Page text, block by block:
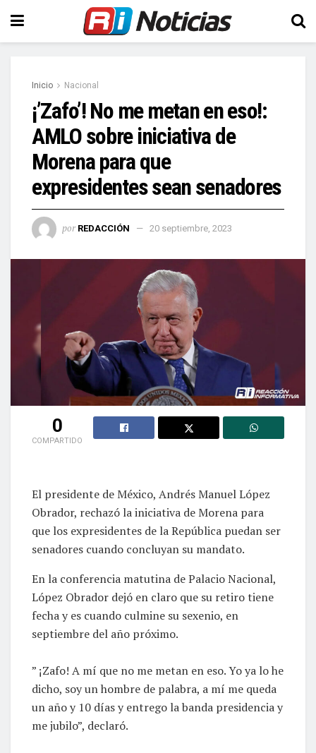
Inicio Nacional
¡’Zafo’! No me metan en eso!:
AMLO sobre iniciativa de
Morena para que
expresidentes sean senadores
por REDACCIÓN 20 septiembre, 2023
0
COMPARTIDO
El presidente de México, Andrés Manuel López
Obrador, rechazó la iniciativa de Morena para
que los expresidentes de la República puedan ser
senadores cuando concluyan su mandato.
En la conferencia matutina de Palacio Nacional,
López Obrador dejó en claro que su retiro tiene
fecha y es cuando culmine su sexenio, en
septiembre del año próximo.
” ¡Zafo! A mí que no me metan en eso. Yo ya lo he
dicho, soy un hombre de palabra, a mí me queda
un año y 10 días y entrego la banda presidencia y
me jubilo”, declaró.